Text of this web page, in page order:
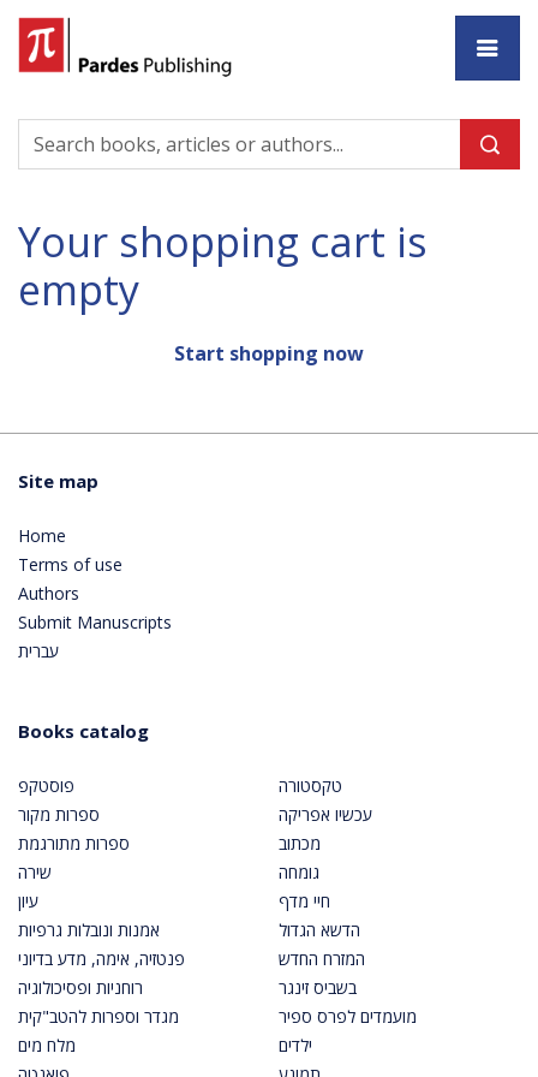
Your shopping cart is
empty
Start shopping now
Site map
Home
Terms of use
Authors
Submit Manuscripts
עברית
Books catalog
פוסטקפ
ספרות מקור
ספרות מתורגמת
שירה
עיון
אמנות ונובלות גרפיות
פנטזיה, אימה, מדע בדיוני
רוחניות ופסיכולוגיה
מגדר וספרות להטב"קית
מלח מים
טקסטורה
עכשיו אפריקה
מכתוב
גומחה
חיי מדף
הדשא הגדול
המזרח החדש
בשביס זינגר
מועמדים לפרס ספיר
ילדים